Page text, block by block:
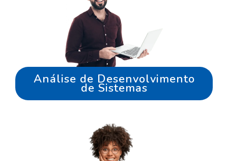
Análise de Desenvolvimento
de Sistemas